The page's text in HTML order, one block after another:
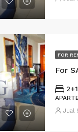
FOR
For
2+1
Jual
Rp.